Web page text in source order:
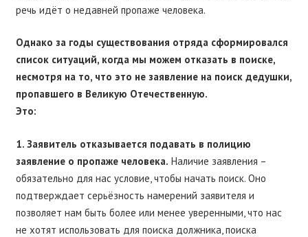
речь идёт о недавней пропаже человека.
Однако за годы существования отряда сформировался
список ситуаций, когда мы можем отказать в поиске,
несмотря на то, что это не заявление на поиск дедушки,
пропавшего в Великую Отечественную.
Это:
1. Заявитель отказывается подавать в полицию
заявление о пропаже человека. Наличие заявления –
обязательно для нас условие, чтобы начать поиск. Оно
подтверждает серьёзность намерений заявителя и
позволяет нам быть более или менее уверенными, что нас
не хотят использовать для поиска должника, поиска